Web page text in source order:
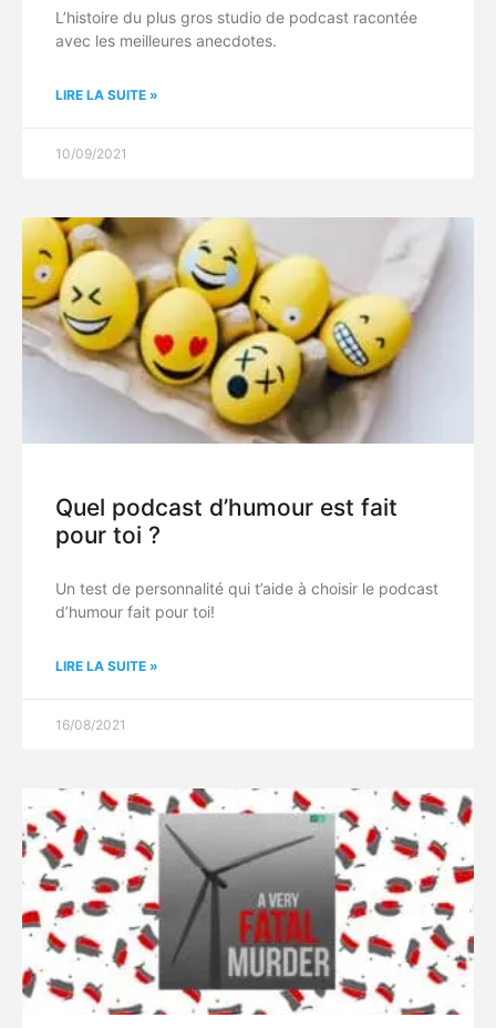
L’histoire du plus gros studio de podcast racontée
avec les meilleures anecdotes.
LIRE LA SUITE »
10/09/2021
Quel podcast d’humour est fait
pour toi ?
Un test de personnalité qui t’aide à choisir le podcast
d’humour fait pour toi!
LIRE LA SUITE »
16/08/2021